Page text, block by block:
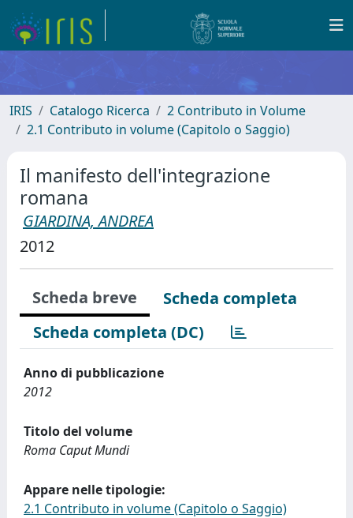
IRIS Catalogo Ricerca
2 Contributo in Volume
2.1 Contributo in volume (Capitolo o Saggio)
Il manifesto dell'integrazione
romana
GIARDINA, ANDREA
2012
Scheda breve
Scheda completa
Scheda completa (DC)
Anno di pubblicazione
2012
Titolo del volume
Roma Caput Mundi
Appare nelle tipologie:
2.1 Contributo in volume (Capitolo o Saggio)